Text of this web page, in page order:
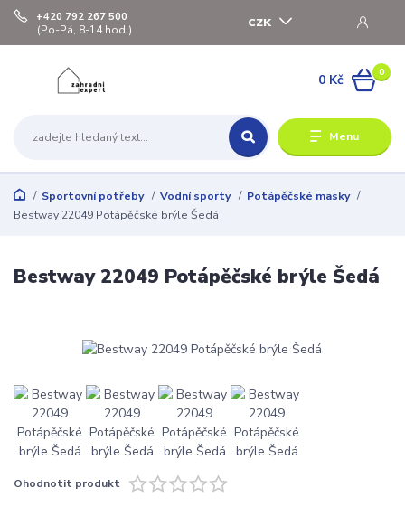
Menu
CZK
+420 792 267 500
(Po-Pá, 8-14 hod.)
0
0 Kč
Sportovní potřeby Vodní sporty
Potápěčské masky
Bestway 22049 Potápěčské brýle Šedá
Bestway 22049 Potápěčské brýle Šedá
Ohodnotit produkt